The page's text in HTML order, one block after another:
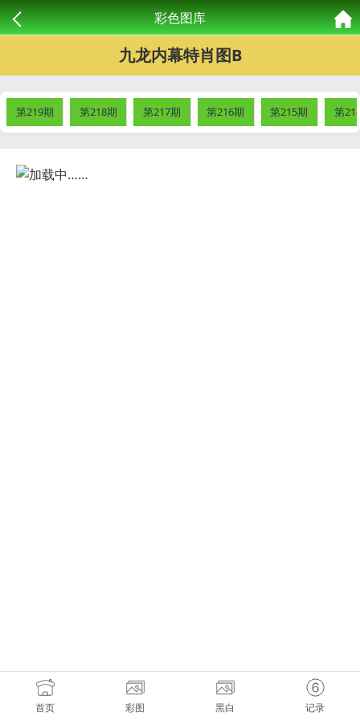
彩色图库
九龙内幕特肖图B
第219期 第218期 第217期 第216期 第215期 第
首页 彩图 黑白 记录